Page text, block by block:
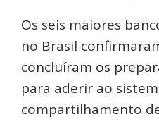
Os seis maiores
no Brasil
concluíram os
para aderir ao
compartilhamento